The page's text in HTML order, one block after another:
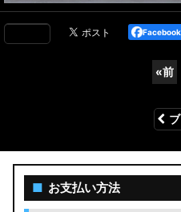
«前
■ お支払い方法